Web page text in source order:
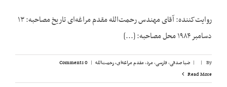
روایت‌کننده: آقای مهندس رحمت‌الله مقدم مراغه‌ای تاریخ مصاحبه: ۱۳
دسامبر ۱۹۸۴ محل مصاحبه: [...]
By
|
| ضیا صدقی,فارسی,مرد,مقدم مراغه‌ای، رحمت‌الله |
0 Comments
Read More